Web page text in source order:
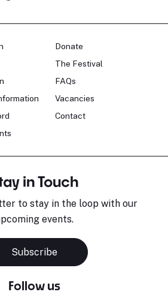
Donate
The Festival
FAQs
Vacancies
Contact
in Touch
to stay in the loop with our
events.
Subscribe
Follow us